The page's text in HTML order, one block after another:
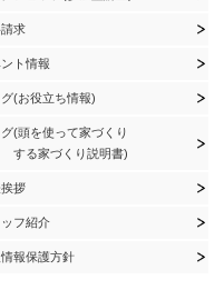
求
ト情報
(お役立ち情報)
(頭を使って家づくり
家づくり説明書)
拶
フ紹介
報保護方針